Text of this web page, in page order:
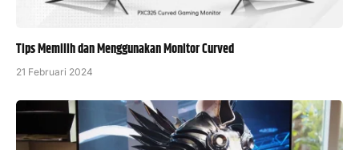
Tips Memilih dan Menggunakan Monitor Curved
21 Februari 2024